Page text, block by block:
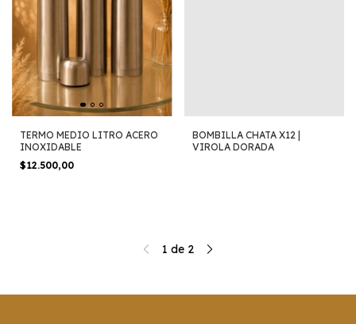
TERMO MEDIO LITRO ACERO
INOXIDABLE
$12.500,00
BOMBILLA CHATA X12 |
VIROLA DORADA
1 de 2